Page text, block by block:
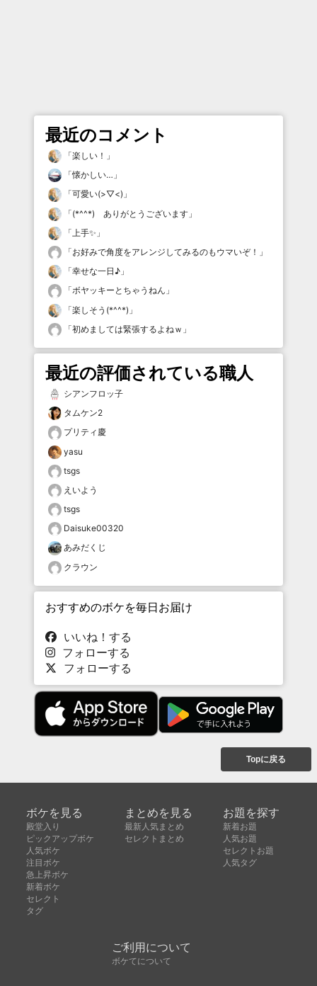
最近のコメント
「楽しい！ 」
「懐かしい… 」
「可愛い(>▽<) 」
「(*^^*) ありがとうございます 」
「 上手✨ 」
「お好みで角度をアレンジしてみるのもウマいぞ！ 」
「幸せな一日♪ 」
「ボヤッキーとちゃうねん 」
「楽しそう(*^^*) 」
「初めましては緊張するよねｗ 」
最近の評価されている職人
シアンフロッ子
タムケン2
プリティ慶
yasu
tsgs
えいよう
tsgs
Daisuke00320
あみだくじ
クラウン
おすすめのボケを毎日お届け
いいね！する
フォローする
フォローする
Topに戻る
ボケを見る
殿堂入り
ピックアップボケ
人気ボケ
注目ボケ
急上昇ボケ
新着ボケ
セレクト
タグ
まとめを見る
最新人気まとめ
セレクトまとめ
お題を探す
新着お題
人気お題
セレクトお題
人気タグ
ご利用について
ボケてについて